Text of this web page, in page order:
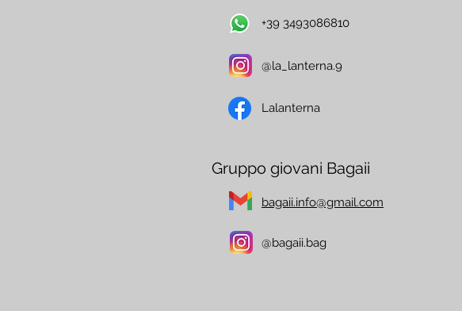
+39 3493086810
@la_lanterna.9
Lalanterna
Gruppo giovani Bagaii
bagaii.info@gmail.com
@bagaii.bag